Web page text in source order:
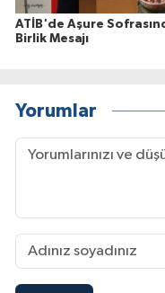
ATİB'de Aşure
Birlik Mesajı
Yorumlar